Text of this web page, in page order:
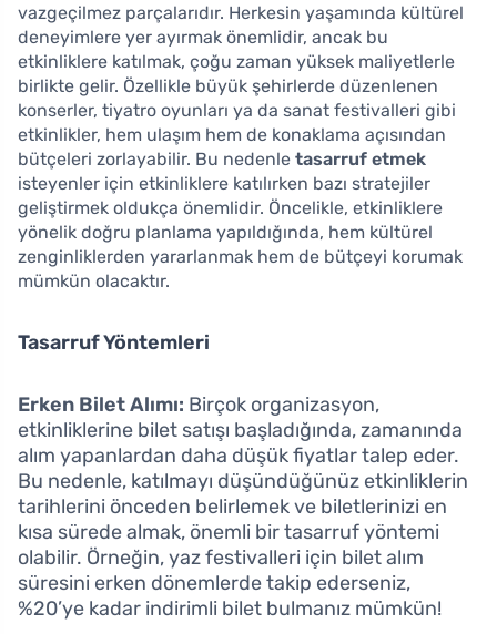
vazgeçilmez parçalarıdır. Herkesin yaşamında kültürel
deneyimlere yer ayırmak önemlidir, ancak bu
etkinliklere katılmak, çoğu zaman yüksek maliyetlerle
birlikte gelir. Özellikle büyük şehirlerde düzenlenen
konserler, tiyatro oyunları ya da sanat festivalleri gibi
etkinlikler, hem ulaşım hem de konaklama açısından
bütçeleri zorlayabilir. Bu nedenle tasarruf etmek
isteyenler için etkinliklere katılırken bazı stratejiler
geliştirmek oldukça önemlidir. Öncelikle, etkinliklere
yönelik doğru planlama yapıldığında, hem kültürel
zenginliklerden yararlanmak hem de bütçeyi korumak
mümkün olacaktır.
Tasarruf Yöntemleri
Erken Bilet Alımı: Birçok organizasyon,
etkinliklerine bilet satışı başladığında, zamanında
alım yapanlardan daha düşük fiyatlar talep eder.
Bu nedenle, katılmayı düşündüğünüz etkinliklerin
tarihlerini önceden belirlemek ve biletlerinizi en
kısa sürede almak, önemli bir tasarruf yöntemi
olabilir. Örneğin, yaz festivalleri için bilet alım
süresini erken dönemlerde takip ederseniz,
%20’ye kadar indirimli bilet bulmanız mümkün!